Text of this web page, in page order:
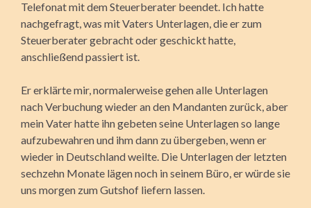
Telefonat mit dem Steuerberater beendet. Ich hatte
nachgefragt, was mit Vaters Unterlagen, die er zum
Steuerberater gebracht oder geschickt hatte,
anschließend passiert ist.
Er erklärte mir, normalerweise gehen alle Unterlagen
nach Verbuchung wieder an den Mandanten zurück, aber
mein Vater hatte ihn gebeten seine Unterlagen so lange
aufzubewahren und ihm dann zu übergeben, wenn er
wieder in Deutschland weilte. Die Unterlagen der letzten
sechzehn Monate lägen noch in seinem Büro, er würde sie
uns morgen zum Gutshof liefern lassen.